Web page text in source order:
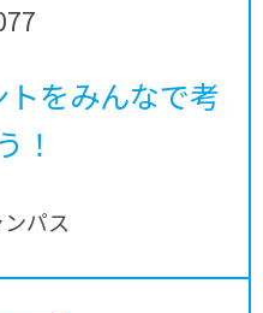
をみんなで考
！
パス